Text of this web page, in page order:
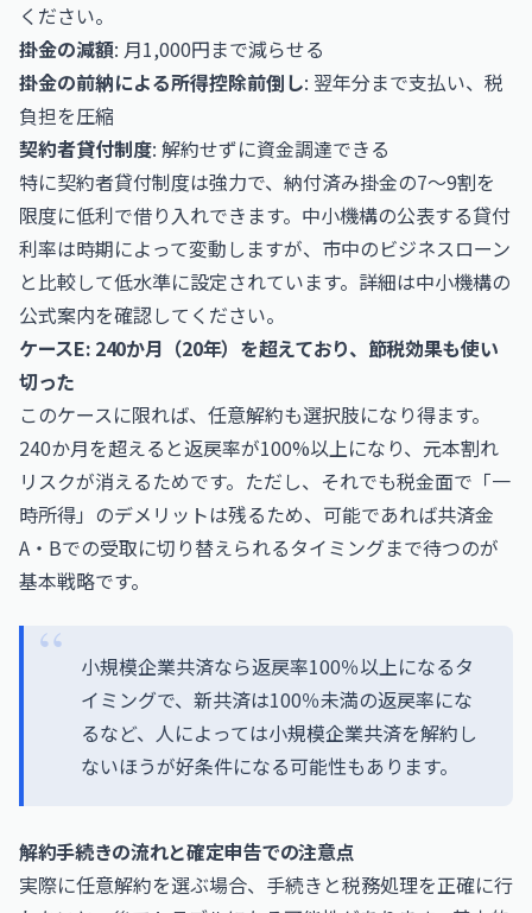
ください。
掛金の減額: 月1,000円まで減らせる
掛金の前納による所得控除前倒し: 翌年分まで支払い、税
負担を圧縮
契約者貸付制度: 解約せずに資金調達できる
特に契約者貸付制度は強力で、納付済み掛金の7〜9割を
限度に低利で借り入れできます。中小機構の公表する貸付
利率は時期によって変動しますが、市中のビジネスローン
と比較して低水準に設定されています。詳細は中小機構の
公式案内を確認してください。
ケースE: 240か月（20年）を超えており、節税効果も使い
切った
このケースに限れば、任意解約も選択肢になり得ます。
240か月を超えると返戻率が100%以上になり、元本割れ
リスクが消えるためです。ただし、それでも税金面で「一
時所得」のデメリットは残るため、可能であれば共済金
A・Bでの受取に切り替えられるタイミングまで待つのが
基本戦略です。
小規模企業共済なら返戻率100％以上になるタ
イミングで、新共済は100％未満の返戻率にな
るなど、人によっては小規模企業共済を解約し
ないほうが好条件になる可能性もあります。
解約手続きの流れと確定申告での注意点
実際に任意解約を選ぶ場合、手続きと税務処理を正確に行